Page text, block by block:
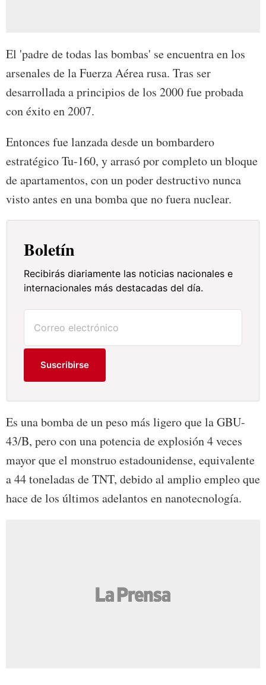
El 'padre de todas las bombas' se encuentra en los
arsenales de la Fuerza Aérea rusa. Tras ser
desarrollada a principios de los 2000 fue probada
con éxito en 2007.
Entonces fue lanzada desde un bombardero
estratégico Tu-160, y arrasó por completo un bloque
de apartamentos, con un poder destructivo nunca
visto antes en una bomba que no fuera nuclear.
Boletín
Recibirás diariamente las noticias nacionales e
internacionales más destacadas del día.
Suscribirse
Es una bomba de un peso más ligero que la GBU-
43/B, pero con una potencia de explosión 4 veces
mayor que el monstruo estadounidense, equivalente
a 44 toneladas de TNT, debido al amplio empleo que
hace de los últimos adelantos en nanotecnología.